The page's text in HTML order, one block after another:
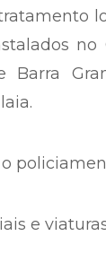
no
Barra
e